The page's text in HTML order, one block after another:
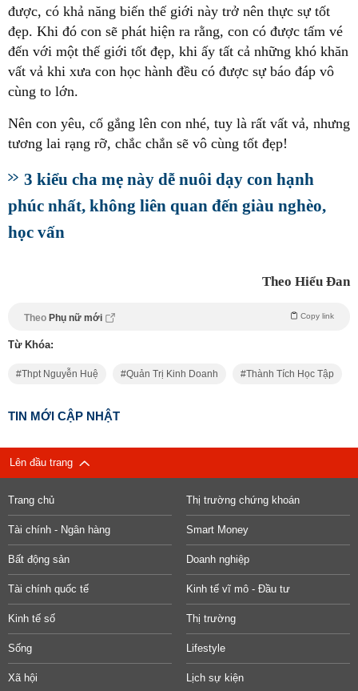
được, có khả năng biến thế giới này trở nên thực sự tốt
đẹp. Khi đó con sẽ phát hiện ra rằng, con có được tấm vé
đến với một thế giới tốt đẹp, khi ấy tất cả những khó khăn
vất vả khi xưa con học hành đều có được sự báo đáp vô
cùng to lớn.
Nên con yêu, cố gắng lên con nhé, tuy là rất vất vả, nhưng
tương lai rạng rỡ, chắc chắn sẽ vô cùng tốt đẹp!
3 kiểu cha mẹ này dễ nuôi dạy con hạnh
phúc nhất, không liên quan đến giàu nghèo,
học vấn
Theo Hiểu Đan
Theo Phụ nữ mới Copy link
Từ Khóa:
Thpt Nguyễn Huệ Quản Trị Kinh Doanh Thành Tích Học Tập
TIN MỚI CẬP NHẬT
Lên đầu trang
Trang chủ Thị trường chứng khoán
Tài chính - Ngân hàng Smart Money
Bất động sản Doanh nghiệp
Tài chính quốc tế Kinh tế vĩ mô - Đầu tư
Kinh tế số Thị trường
Sống Lifestyle
Xã hội Lịch sự kiện